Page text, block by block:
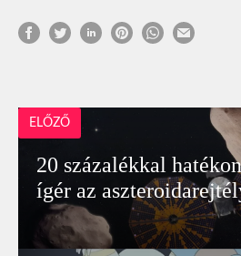
ELŐZŐ
20 százalékkal
ígér az